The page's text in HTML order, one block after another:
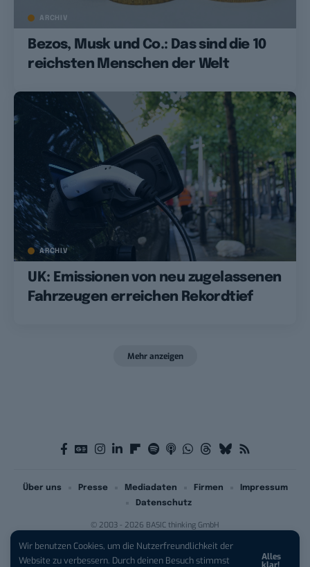
Wir benutzen Cookies, um die Nutzerfreundlichkeit der
Website zu verbessern. Durch deinen Besuch stimmst
Alles
klar!
ARCHIV
Bezos, Musk und Co.: Das sind die 10
reichsten Menschen der Welt
ARCHIV
UK: Emissionen von neu zugelassenen
Fahrzeugen erreichen Rekordtief
Mehr anzeigen
© 2003 - 2026 BASIC thinking GmbH
Über uns Presse Mediadaten Firmen
Impressum
Datenschutz
iPhone 17 Pro sichern:Für 1 € +